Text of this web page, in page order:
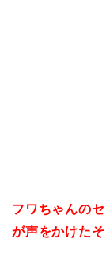
フワちゃんの
が声をかけたそ